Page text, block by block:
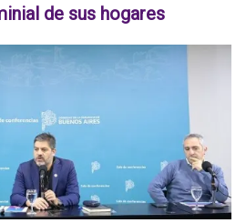
de sus hogares